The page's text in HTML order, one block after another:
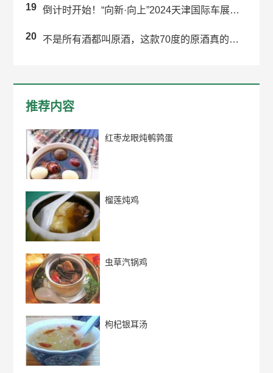
19 倒计时开始！“向新·向上”2024天津国际车展即将启幕！
20 不是所有酒都叫原酒，这款70度的原酒真的有那么好喝吗？
推荐内容
红枣龙眼炖鹌鹑蛋
榴莲炖鸡
虫草汽锅鸡
枸杞银耳汤